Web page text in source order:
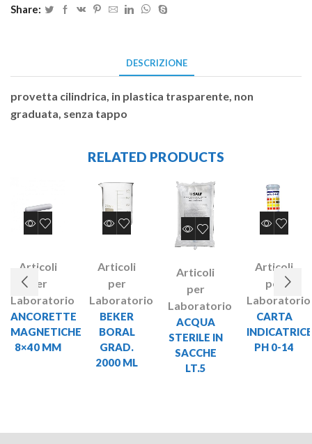
Share:
DESCRIZIONE
provetta cilindrica, in plastica trasparente, non
graduata, senza tappo
RELATED PRODUCTS
Articoli
per
Laboratorio
ANCORETTE
MAGNETICHE
8×40 MM
Articoli
per
Laboratorio
BEKER
BORAL
GRAD.
2000 ML
Articoli
per
Laboratorio
ACQUA
STERILE IN
SACCHE
LT.5
Articoli
per
Laboratorio
CARTA
INDICATRICE
PH 0-14